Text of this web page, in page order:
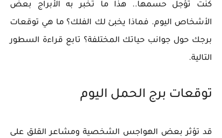
كنت تؤجل حسمها.. هذا ما تخبر به الأبراج بعض
الأشخاص اليوم. فماذا يخبئ لك الفلك؟ ما هي توقعات
برجك حول جوانب حياتك المختلفة؟ تابع قراءة السطور
التالية.
توقعات برج الحمل اليوم
قد تؤثر بعض الهواجس الشخصية ومشاعر القلق على